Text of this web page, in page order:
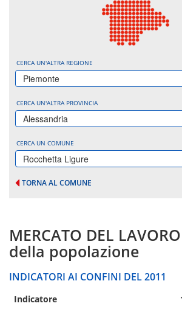
CERCA UN'ALTRA REGIONE
Piemonte
CERCA UN'ALTRA PROVINCIA
Alessandria
CERCA UN COMUNE
Rocchetta Ligure
TORNA AL COMUNE
MERCATO DEL LAVORO
della popolazione
INDICATORI AI CONFINI DEL 2011
Indicatore